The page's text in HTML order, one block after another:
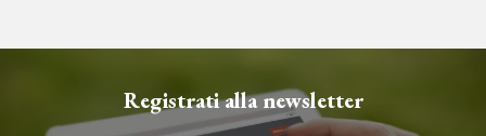
Registrati alla newsletter